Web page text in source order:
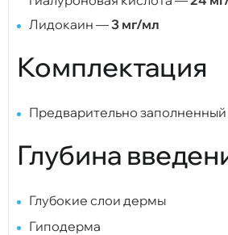
Лидокаин —3 мг/мл
Комплектация
Предварительно
Глубина
Глубокие слои дермы
Гиподерма